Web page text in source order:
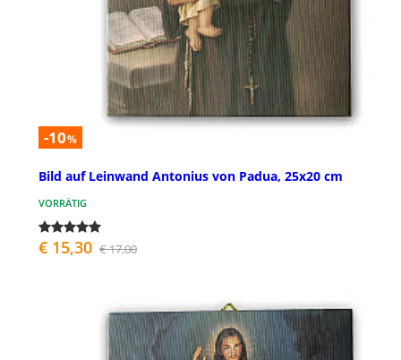
-10%
Bild auf Leinwand Antonius von Padua, 25x20 cm
VORRÄTIG
€ 15,30 € 17,00